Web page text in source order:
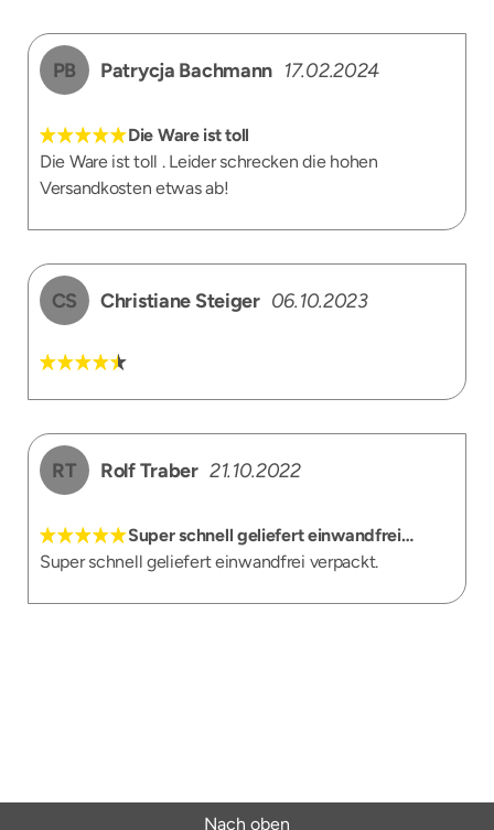
PB Patrycja Bachmann 17.02.2024
Die Ware ist toll
Die Ware ist toll . Leider schrecken die hohen
Versandkosten etwas ab!
CS Christiane Steiger 06.10.2023
RT Rolf Traber 21.10.2022
Super schnell geliefert einwandfrei…
Super schnell geliefert einwandfrei verpackt.
Nach oben